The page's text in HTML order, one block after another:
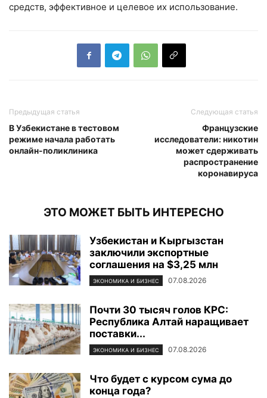
средств, эффективное и целевое их использование.
Предыдущая статья
В Узбекистане в тестовом
режиме начала работать
онлайн-поликлиника
Следующая статья
Французские
исследователи: никотин
может сдерживать
распространение
коронавируса
ЭТО МОЖЕТ БЫТЬ ИНТЕРЕСНО
Узбекистан и Кыргызстан
заключили экспортные
соглашения на $3,25 млн
ЭКОНОМИКА И БИЗНЕС 07.08.2026
Почти 30 тысяч голов КРС:
Республика Алтай наращивает
поставки...
ЭКОНОМИКА И БИЗНЕС 07.08.2026
Что будет с курсом сума до
конца года?